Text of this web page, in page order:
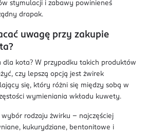
stymulacji i zabawy powinieneś
drapak.
uwagę przy zakupie
dla kota? W przypadku takich produktów
czy lepszą opcją jest żwirek
się, który różni się między sobą w
wymieniania wkładu kuwety.
rodzaju żwirku – najczęściej
kukurydziane, bentonitowe i